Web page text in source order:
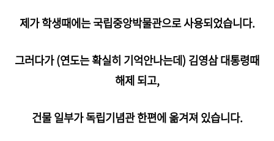
제가 학생때에는 국립중앙박물관으로 사용되었습니다.
그러다가 (연도는 확실히 기억안나는데) 김영삼 대통령때
해제 되고,
건물 일부가 독립기념관 한편에 옮겨져 있습니다.